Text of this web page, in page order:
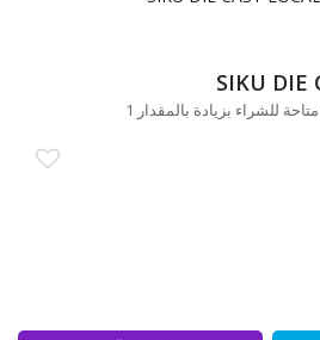
SIKU DIE